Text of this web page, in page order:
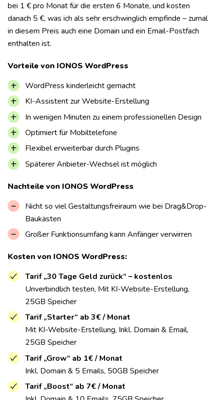
bei 1 € pro Monat für die ersten 6 Monate, und kosten
danach 5 €, was ich als sehr erschwinglich empfinde – zumal
in diesem Preis auch eine Domain und ein Email-Postfach
enthalten ist.
Vorteile von IONOS WordPress
WordPress kinderleicht gemacht
KI-Assistent zur Website-Erstellung
In wenigen Minuten zu einem professionellen Design
Optimiert für Mobiltelefone
Flexibel erweiterbar durch Plugins
Späterer Anbieter-Wechsel ist möglich
Nachteile von IONOS WordPress
Nicht so viel Gestaltungsfreiraum wie bei Drag&Drop-
Baukästen
Großer Funktionsumfang kann Anfänger verwirren
Kosten von IONOS WordPress:
Tarif „30 Tage Geld zurück“ – kostenlos
Unverbindlich testen, Mit KI-Website-Erstellung,
25GB Speicher
Tarif „Starter“ ab 3€ / Monat
Mit KI-Website-Erstellung, Inkl. Domain & Email,
25GB Speicher
Tarif „Grow“ ab 1€ / Monat
Inkl. Domain & 5 Emails, 50GB Speicher
Tarif „Boost“ ab 7€ / Monat